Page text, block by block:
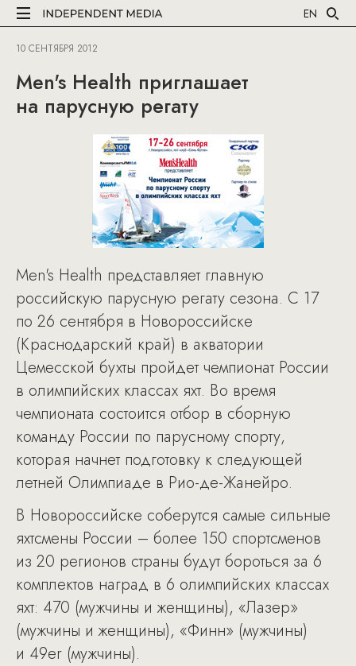
EN
10 СЕНТЯБРЯ 2012
Men's Health приглашает
на парусную регату
Men's Health представляет главную
российскую парусную регату сезона. С 17
по 26 сентября в Новороссийске
(Краснодарский край) в акватории
Цемесской бухты пройдет чемпионат России
в олимпийских классах яхт. Во время
чемпионата состоится отбор в сборную
команду России по парусному спорту,
которая начнет подготовку к следующей
летней Олимпиаде в Рио-де-Жанейро.
В Новороссийске соберутся самые сильные
яхтсмены России – более 150 спортсменов
из 20 регионов страны будут бороться за 6
комплектов наград в 6 олимпийских классах
яхт: 470 (мужчины и женщины), «Лазер»
(мужчины и женщины), «Финн» (мужчины)
и 49er (мужчины).